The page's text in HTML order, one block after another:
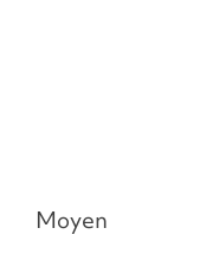
Moyen